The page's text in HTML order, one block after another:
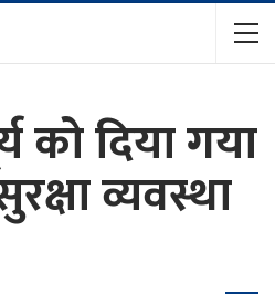
को दिया गया
व्यवस्था